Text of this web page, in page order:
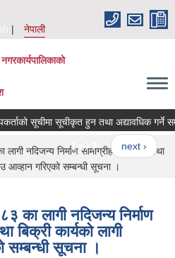
नेपाली
सूचीमा सूचीकृत हुन तथा अद्यावधिक गर्ने
1 of 7 next ›
नदिजन्य निर्माण सामाग्रीहरु संकलन तथा
आव्हान गरिएको सम्बन्धी सूचना ।
का लागी नदिजन्य निर्माण
बिक्री कार्यको लागी
सम्बन्धी सूचना ।